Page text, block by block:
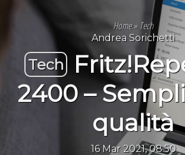
Home»Tech
Andrea Sorichetti
Tech
2400 –
qualità
16 Mar 2021, 08:50